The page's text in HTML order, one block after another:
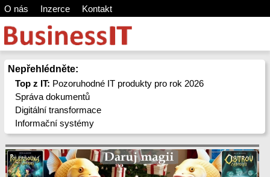
O nás Inzerce Kontakt
Nepřehlédněte:
Top z IT: Pozoruhodné IT produkty pro rok 2026
Správa dokumentů
Digitální transformace
Informační systémy